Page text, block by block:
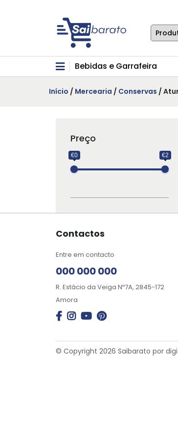
Bebidas e Garrafeira
Início / Mercearia / Conservas /
Preço
€0 €2
Contactos
Entre em contacto
000 000 000
R. Estácio da Veiga Nº7A, 2845-172
Amora
© Copyright 2026 Saibarato por